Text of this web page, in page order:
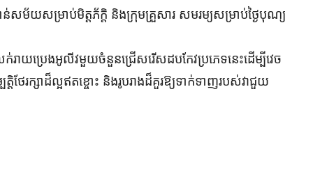
ម័យសម្រាប់មិត្តភ័ក្តិ និងក្រុមគ្រួសារ សមរម្យសម្រាប់ថ្ងៃបុណ្យ
ាយប្រេងអូលីវមួយចំនួនជ្រើសរើសដបកែវប្រភេទនេះដើម្បីវេច
ែរក្សាដ៏ល្អឥតខ្ចោះ និងរូបរាងដ៏គួរឱ្យទាក់ទាញរបស់វាជួយ